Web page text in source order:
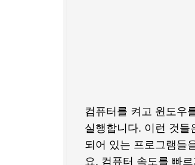
컴퓨터를 켜고 윈도우
실행합니다. 이런 것들
되어 있는 프로그램들
요. 컴퓨터 속도를 빠